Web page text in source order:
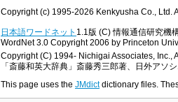
Copyright (c) 1995-2026 Kenkyusha Co., Ltd.
日本語ワードネット 1.1版 (C) 情報通信研究機
WordNet 3.0 Copyright 2006 by Princeton
Copyright (C) 1994- Nichigai Associates, Inc.,
「斎藤和英大辞典」斎藤秀三郎著、日外アソ
This page uses the JMdictdictionary files.